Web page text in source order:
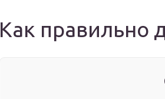
Как правильно